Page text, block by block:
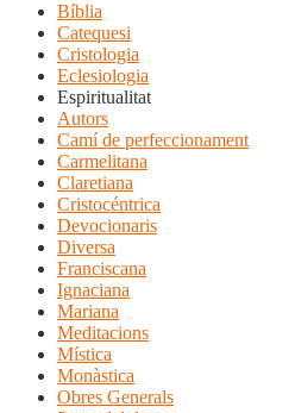
Bíblia
Catequesi
Cristologia
Eclesiologia
Espiritualitat
Autors
Camí de perfeccionament
Carmelitana
Claretiana
Cristocéntrica
Devocionaris
Diversa
Franciscana
Ignaciana
Mariana
Meditacions
Mística
Monàstica
Obres Generals